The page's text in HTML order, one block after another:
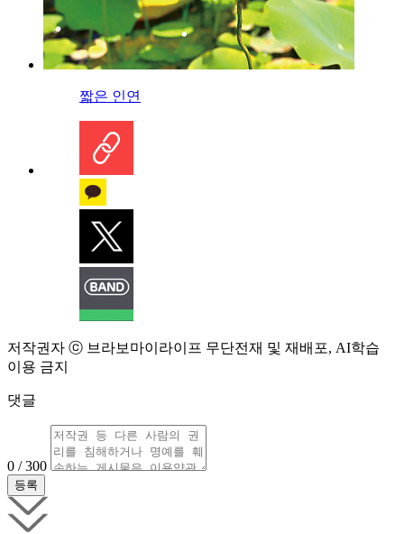
짧은 인연
저작권자 ⓒ 브라보마이라이프 무단전재 및 재배포, AI학습
이용 금지
댓글
0 / 300